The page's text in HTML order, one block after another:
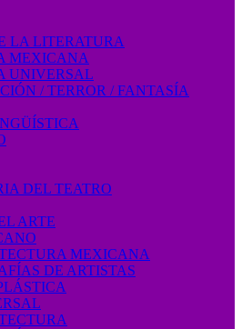
LA LITERATURA
MEXICANA
UNIVERSAL
/ TERROR / FANTASÍA
DEL TEATRO
ARTE
MEXICANA
DE ARTISTAS